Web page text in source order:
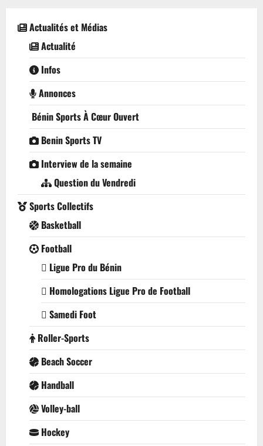
Actualités et Médias
Actualité
Infos
Annonces
Bénin Sports À Cœur Ouvert
Benin Sports TV
Interview de la semaine
Question du Vendredi
Sports Collectifs
Basketball
Football
Ligue Pro du Bénin
Homologations Ligue Pro de Football
Samedi Foot
Roller-Sports
Beach Soccer
Handball
Volley-ball
Hockey